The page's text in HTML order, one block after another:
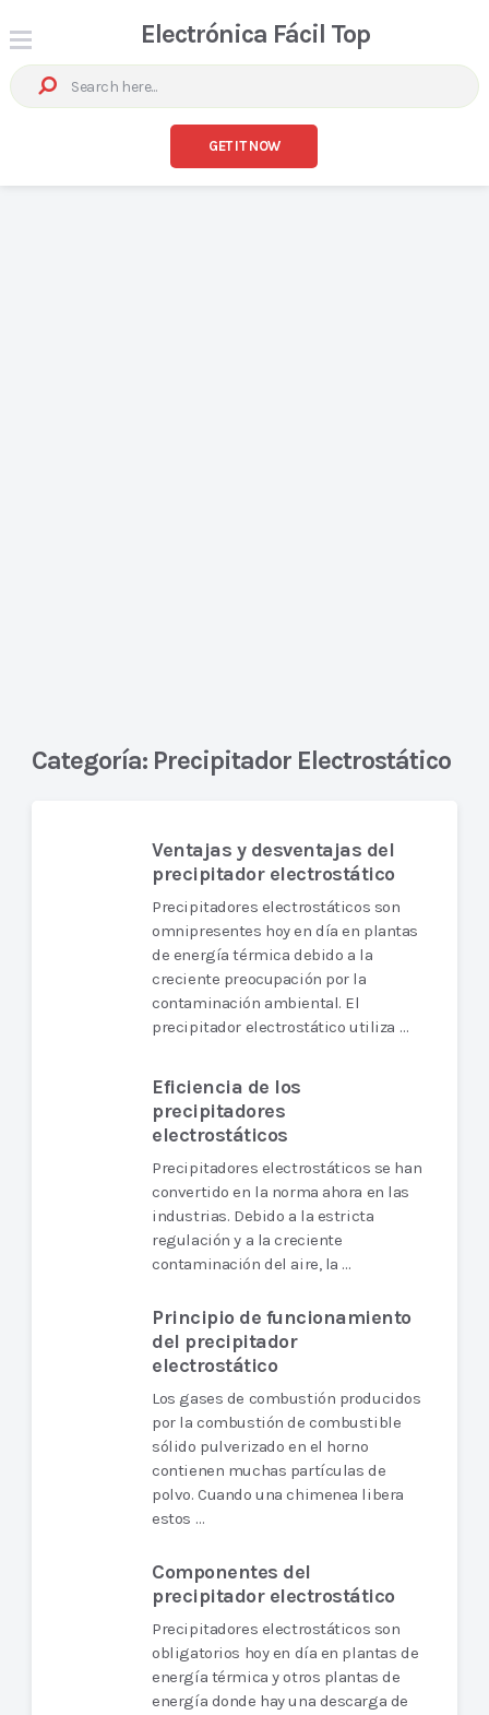
Electrónica Fácil Top
GET IT NOW
Categoría: Precipitador Electrostático
Ventajas y desventajas del
precipitador electrostático
Precipitadores electrostáticos son
omnipresentes hoy en día en plantas
de energía térmica debido a la
creciente preocupación por la
contaminación ambiental. El
precipitador electrostático utiliza …
Eficiencia de los
precipitadores
electrostáticos
Precipitadores electrostáticos se han
convertido en la norma ahora en las
industrias. Debido a la estricta
regulación y a la creciente
contaminación del aire, la …
Principio de funcionamiento
del precipitador
electrostático
Los gases de combustión producidos
por la combustión de combustible
sólido pulverizado en el horno
contienen muchas partículas de
polvo. Cuando una chimenea libera
estos …
Componentes del
precipitador electrostático
Precipitadores electrostáticos son
obligatorios hoy en día en plantas de
energía térmica y otros plantas de
energía donde hay una descarga de